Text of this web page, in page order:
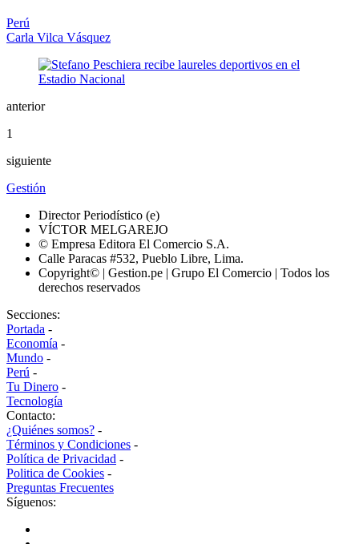
Perú
Carla Vilca Vásquez
anterior
1
siguiente
Gestión
Director Periodístico (e)
VÍCTOR MELGAREJO
© Empresa Editora El Comercio S.A.
Calle Paracas #532, Pueblo Libre, Lima.
Copyright© | Gestion.pe | Grupo El Comercio | Todos los
derechos reservados
Secciones:
Portada -
Economía -
Mundo -
Perú -
Tu Dinero -
Tecnología
Contacto:
¿Quiénes somos? -
Términos y Condiciones -
Política de Privacidad -
Politica de Cookies -
Preguntas Frecuentes
Síguenos: